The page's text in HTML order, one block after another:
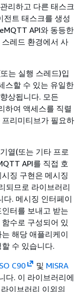
리하고 다른 태스크
전트 태스크를 생성
API와 동등한
레드 환경에서 사
는 실행 스레드)입
스할 수 있는 유일한
상됩니다. 모든
하여 액세스를 직렬
리미티브가 필요하
열(또는 기타 프로
API를 직접 호
징 구현은 메시징
되므로 라이브러리
다. 메시징 인터페이
터를 보내고 받는
수로 구성되어 있
해당 애플리케이
수 있습니다.
C90 및 MISRA
다. 이 라이브러리에
이브러리 이외의